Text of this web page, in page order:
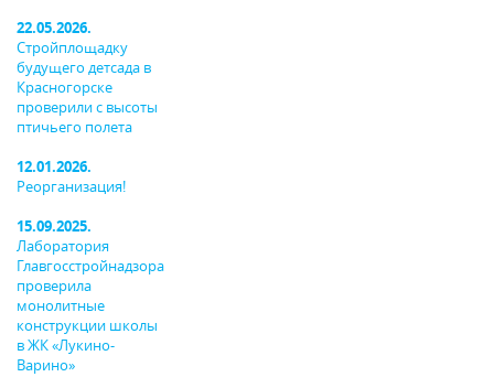
22.05.2026.
Стройплощадку
будущего детсада в
Красногорске
проверили с высоты
птичьего полета
12.01.2026.
Реорганизация!
15.09.2025.
Лаборатория
Главгосстройнадзора
проверила
монолитные
конструкции школы
в ЖК «Лукино-
Варино»